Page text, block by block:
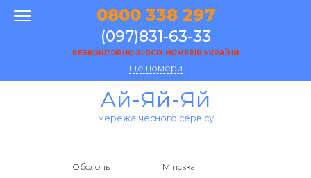
0800 338 297
(097)831-63-33
БЕЗКОШТОВНО ЗІ ВСІХ НОМЕРІВ УКРАЇНИ
ще номери
Ай-Яй-Яй
мережа чесного сервісу
Оболонь
Мінська